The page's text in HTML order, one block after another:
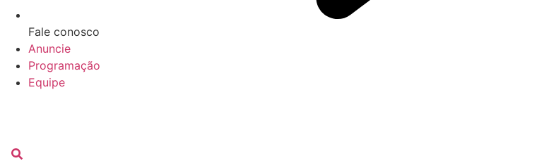
Fale conosco
Anuncie
Programação
Equipe